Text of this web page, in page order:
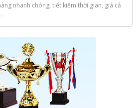
nhanh chóng, tiết kiệm thời gian, giá cả